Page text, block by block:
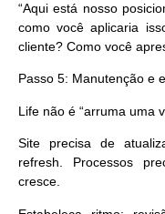
“Aqui está nosso
como você aplicaria
cliente? Como você
Passo 5: Manutenção e
Life não é “arruma uma
Site precisa de
refresh. Processos
cresce.